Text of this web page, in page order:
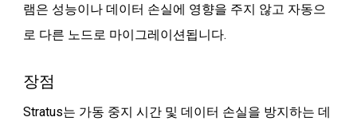
램은 성능이나 데이터 손실에 영향을 주지 않고 자동으
로 다른 노드로 마이그레이션됩니다.
장점
Stratus는 가동 중지 시간 및 데이터 손실을 방지하는 데